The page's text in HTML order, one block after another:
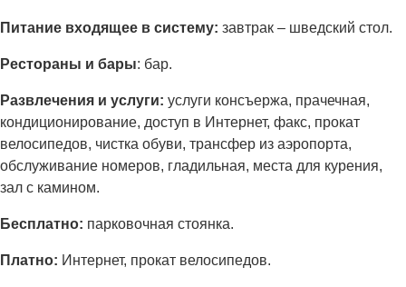
Питание входящее в систему: завтрак – шведский стол.
Рестораны и бары: бар.
Развлечения и услуги: услуги консъержа, прачечная,
кондиционирование, доступ в Интернет, факс, прокат
велосипедов, чистка обуви, трансфер из аэропорта,
обслуживание номеров, гладильная, места для курения,
зал с камином.
Бесплатно: парковочная стоянка.
Платно: Интернет, прокат велосипедов.